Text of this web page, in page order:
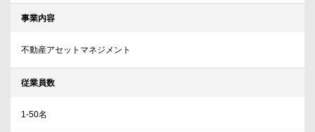
事業内容
不動産アセットマネジメント
従業員数
1-50名